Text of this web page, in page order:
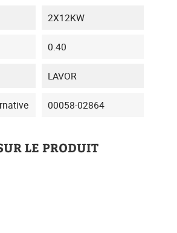
2X12KW
0.40
LAVOR
00058-02864
LE PRODUIT